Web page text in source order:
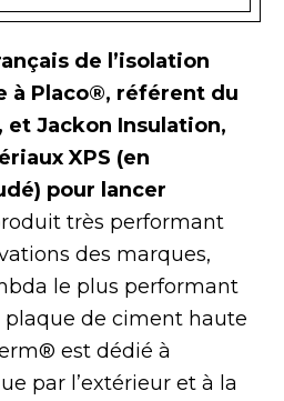
de l’isolation
à Placo®, référent du
Jackon Insulation,
XPS (en
pour lancer
très performant
des marques,
le plus performant
de ciment haute
est dédié à
par l’extérieur et à la